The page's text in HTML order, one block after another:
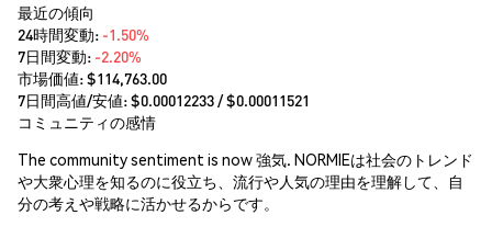
最近の傾向
24時間変動: -1.50%
7日間変動: -2.20%
市場価値:$114,763.00
7日間高値/安値: $0.00012233/ $0.00011521
コミュニティの感情
The community sentiment is now 強気. NORMIEは社会のトレンド
や大衆心理を知るのに役立ち、流行や人気の理由を理解して、自
分の考えや戦略に活かせるからです。